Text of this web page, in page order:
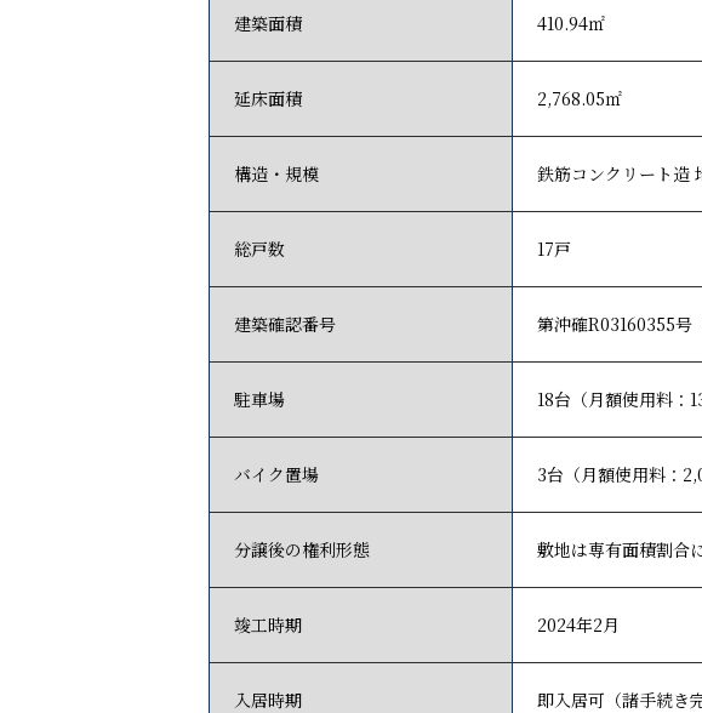
建築面積 410.94㎡
延床面積 2,768.05㎡
構造・規模 鉄筋コンクリート造
総戸数 17戸
建築確認番号 第沖確R03160355号
駐車場 18台（月額使用料：
バイク置場 3台（月額使用料：
分譲後の権利形態 敷地は専有面積割合
竣工時期 2024年2月
入居時期 即入居可（諸手続き